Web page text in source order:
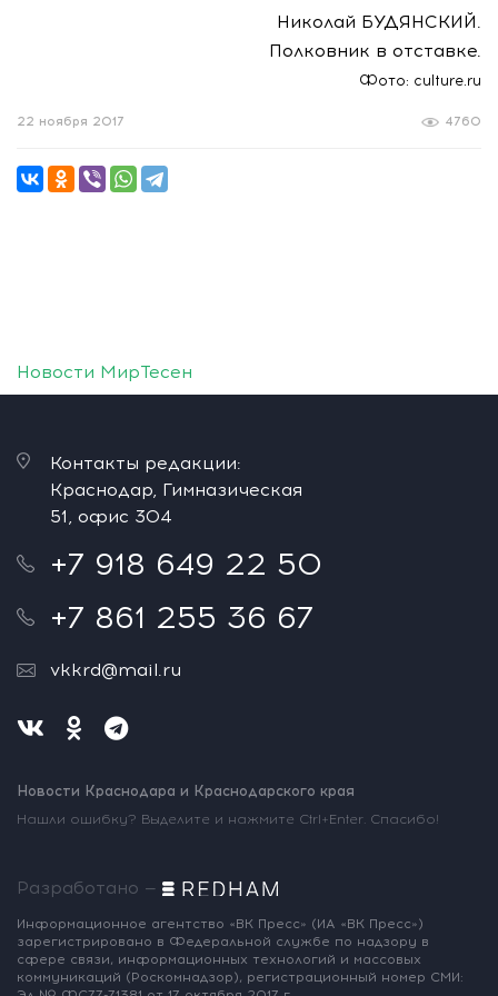
Николай БУДЯНСКИЙ.
Полковник в отставке.
Фото: culture.ru
4760
22 ноября 2017
Новости МирТесен
Контакты редакции:
Краснодар, Гимназическая
51, офис 304
+7 918 649 22 50
+7 861 255 36 67
vkkrd@mail.ru
Новости Краснодара и Краснодарского края
Нашли ошибку? Выделите и нажмите Ctrl+Enter. Спасибо!
Разработано —
Информационное агентство «ВК Пресс» (ИА «ВК Пресс»)
зарегистрировано в Федеральной службе по надзору в
сфере связи, информационных технологий и массовых
коммуникаций (Роскомнадзор), регистрационный номер СМИ: